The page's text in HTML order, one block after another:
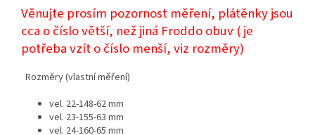
Věnujte prosím pozornost měření, plátěnky jsou
cca o číslo větší, než jiná Froddo obuv ( je
potřeba vzít o číslo menší, viz rozměry)
Rozměry (vlastní měření)
vel. 22-148-62 mm
vel. 23-155-63 mm
vel. 24-160-65 mm